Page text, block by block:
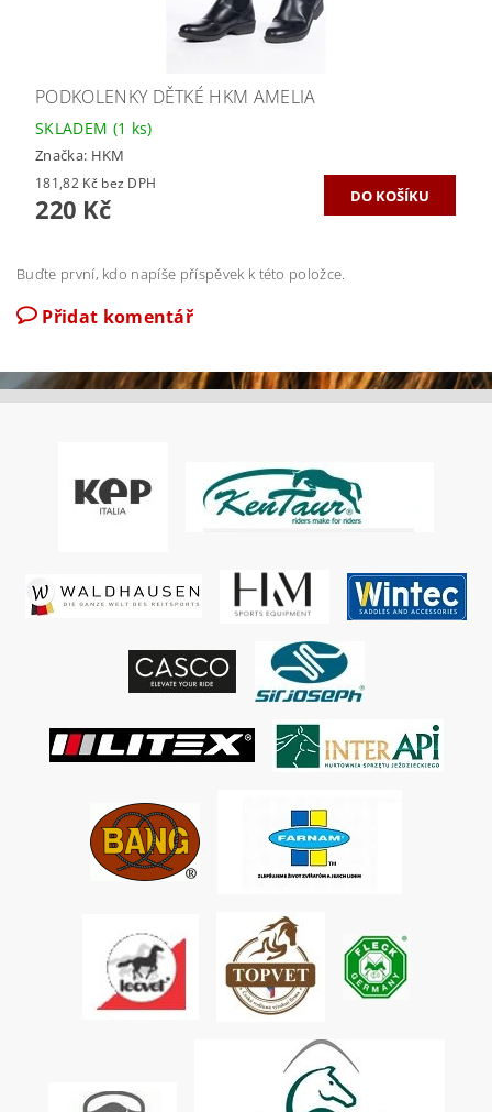
PODKOLENKY DĚTKÉ HKM AMELIA
SKLADEM (1 ks)
Značka: HKM
181,82 Kč bez DPH
220 Kč
Buďte první, kdo napíše příspěvek k této položce.
Přidat komentář